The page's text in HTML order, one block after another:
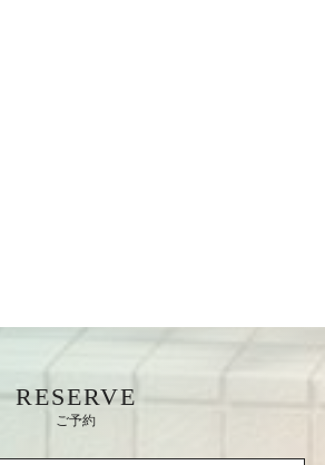
RESERVE
ご予約